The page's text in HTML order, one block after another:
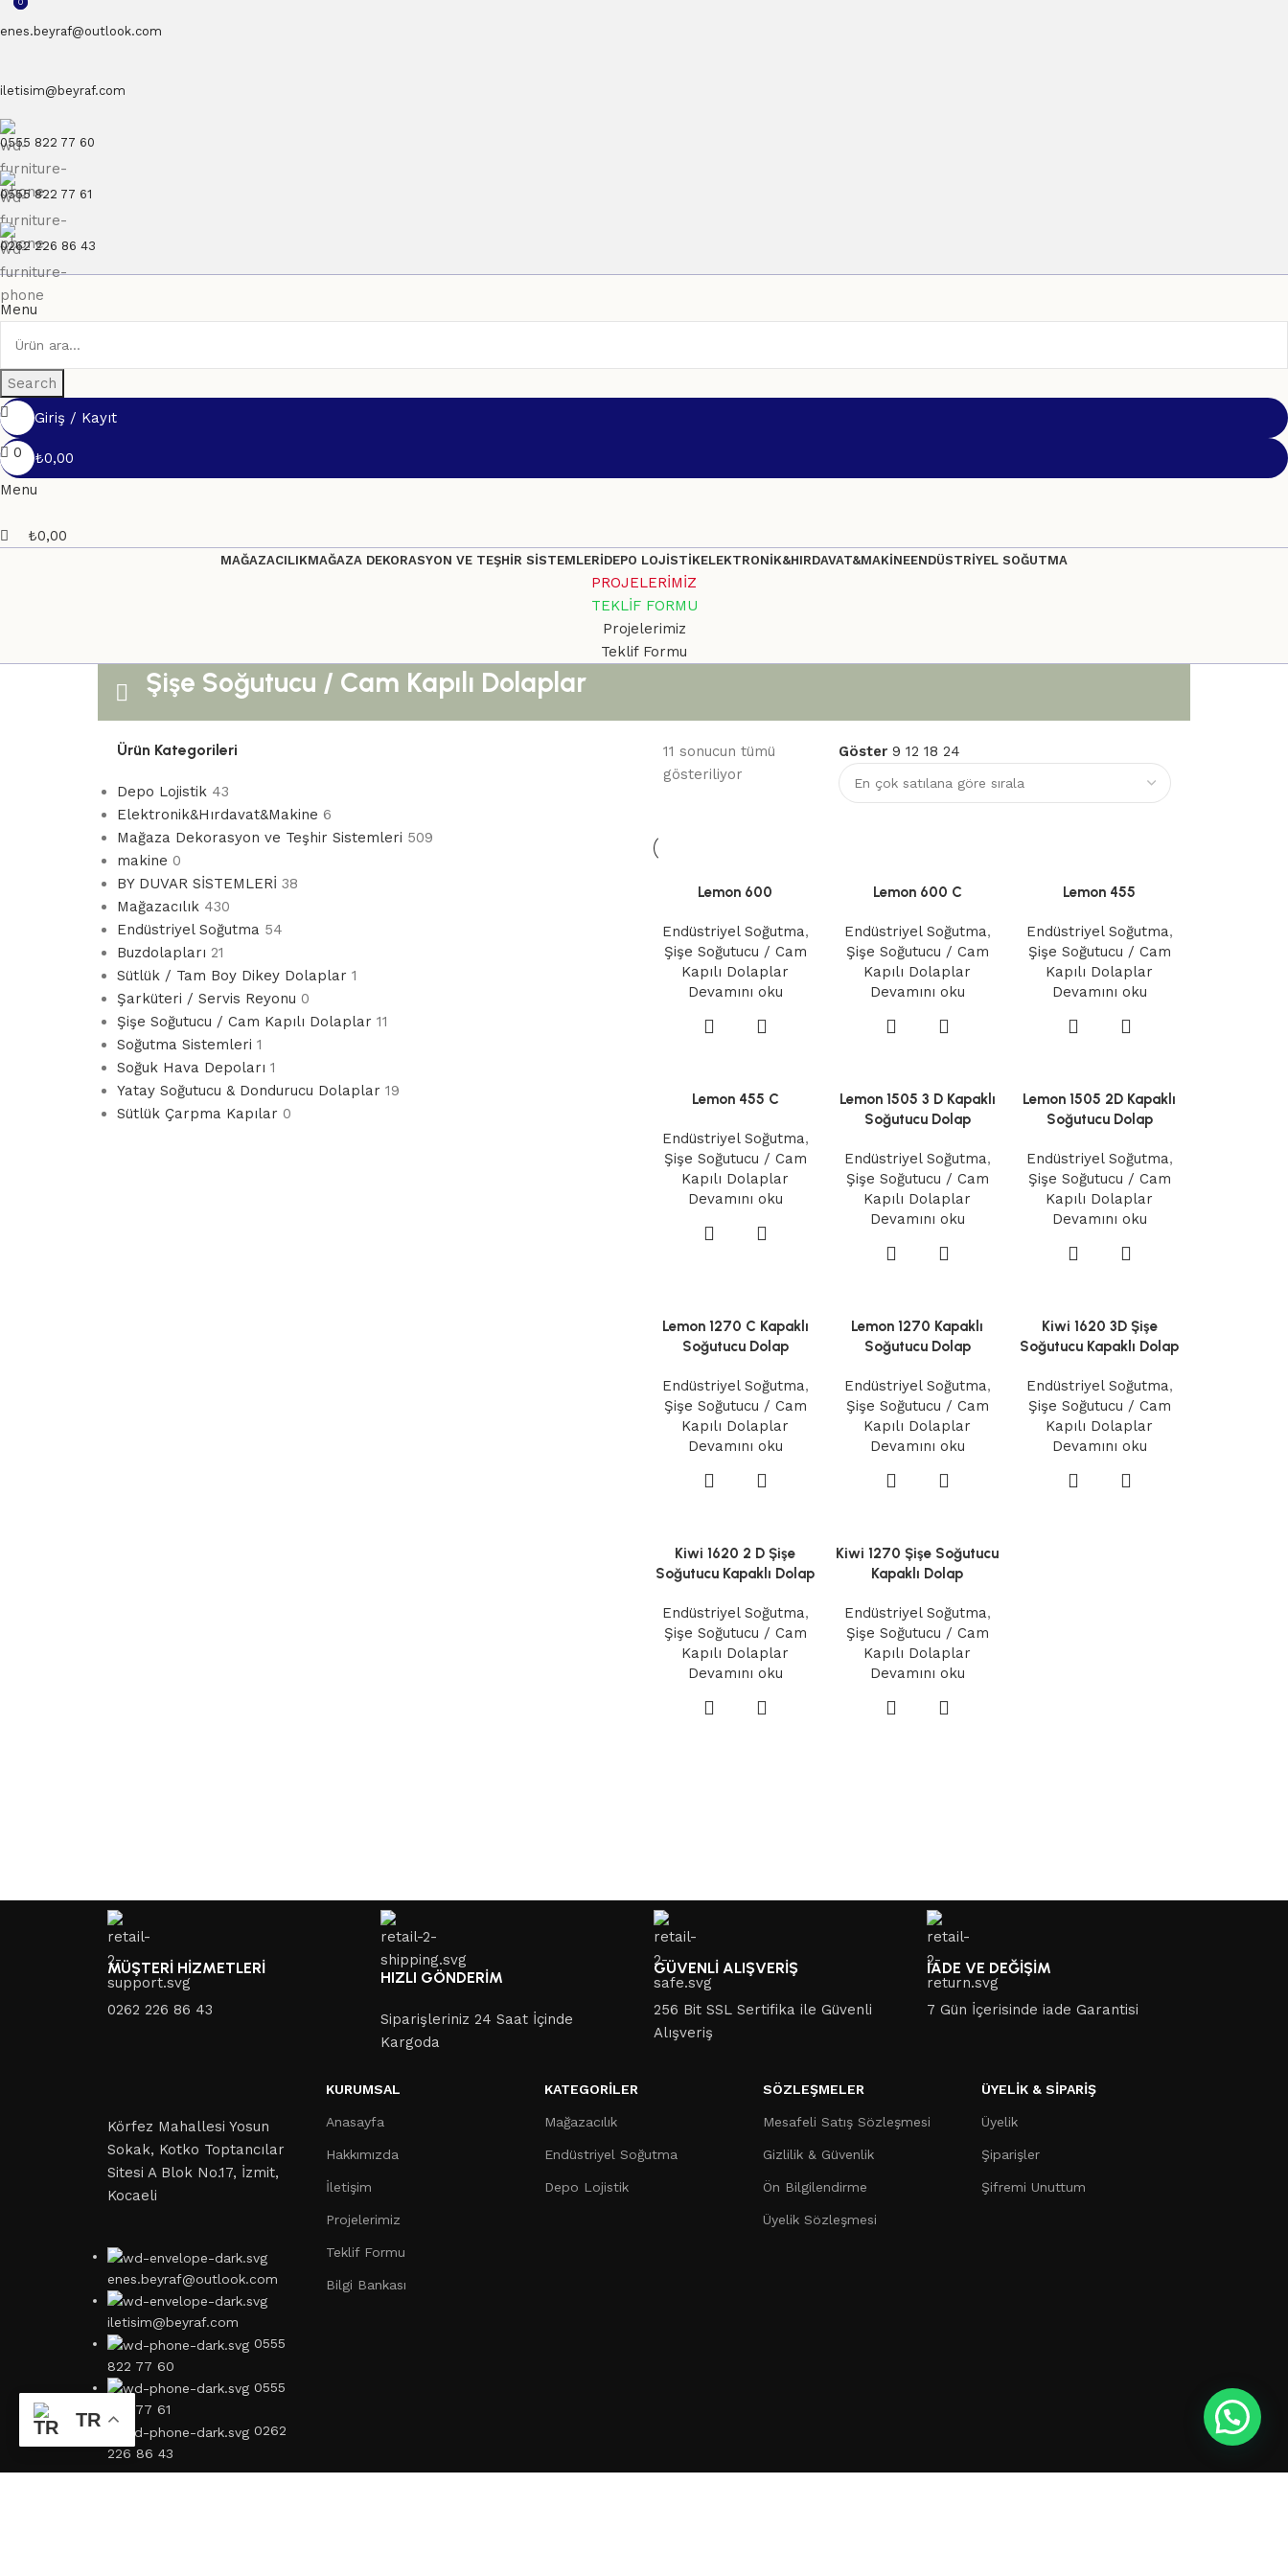
enes.beyraf@outlook.com
iletisim@beyraf.com
0555 822 77 60
0555 822 77 61
0262 226 86 43
Menu
Search
Giriş / Kayıt
0
₺0,00
Menu
0
₺0,00
MAĞAZACILIKMAĞAZA DEKORASYON VE TEŞHİR SİSTEMLERİDEPO LOJİSTİKELEKTRONİK&HIRDAVAT&MAKİNEENDÜSTRİYEL SOĞUTMA
PROJELERİMİZ
TEKLİF FORMU
Projelerimiz
Teklif Formu
Şişe Soğutucu / Cam Kapılı Dolaplar
Ürün Kategorileri
Depo Lojistik 43
Elektronik&Hırdavat&Makine 6
Mağaza Dekorasyon ve Teşhir Sistemleri 509
makine 0
BY DUVAR SİSTEMLERİ 38
Mağazacılık 430
Endüstriyel Soğutma 54
Buzdolapları 21
Sütlük / Tam Boy Dikey Dolaplar 1
Şarküteri / Servis Reyonu 0
Şişe Soğutucu / Cam Kapılı Dolaplar 11
Soğutma Sistemleri 1
Soğuk Hava Depoları 1
Yatay Soğutucu & Dondurucu Dolaplar 19
Sütlük Çarpma Kapılar 0
11 sonucun tümü
gösteriliyor
Göster9121824
Lemon 600
Endüstriyel Soğutma,
Şişe Soğutucu / Cam
Kapılı Dolaplar
Devamını oku
Lemon 600 C
Endüstriyel Soğutma,
Şişe Soğutucu / Cam
Kapılı Dolaplar
Devamını oku
Lemon 455
Endüstriyel Soğutma,
Şişe Soğutucu / Cam
Kapılı Dolaplar
Devamını oku
Lemon 455 C
Endüstriyel Soğutma,
Şişe Soğutucu / Cam
Kapılı Dolaplar
Devamını oku
Lemon 1505 3 D Kapaklı
Soğutucu Dolap
Endüstriyel Soğutma,
Şişe Soğutucu / Cam
Kapılı Dolaplar
Devamını oku
Lemon 1505 2D Kapaklı
Soğutucu Dolap
Endüstriyel Soğutma,
Şişe Soğutucu / Cam
Kapılı Dolaplar
Devamını oku
Lemon 1270 C Kapaklı
Soğutucu Dolap
Endüstriyel Soğutma,
Şişe Soğutucu / Cam
Kapılı Dolaplar
Devamını oku
Lemon 1270 Kapaklı
Soğutucu Dolap
Endüstriyel Soğutma,
Şişe Soğutucu / Cam
Kapılı Dolaplar
Devamını oku
Kiwi 1620 3D Şişe
Soğutucu Kapaklı Dolap
Endüstriyel Soğutma,
Şişe Soğutucu / Cam
Kapılı Dolaplar
Devamını oku
Kiwi 1620 2 D Şişe
Soğutucu Kapaklı Dolap
Endüstriyel Soğutma,
Şişe Soğutucu / Cam
Kapılı Dolaplar
Devamını oku
Kiwi 1270 Şişe Soğutucu
Kapaklı Dolap
Endüstriyel Soğutma,
Şişe Soğutucu / Cam
Kapılı Dolaplar
Devamını oku
MÜŞTERİ HİZMETLERİ
0262 226 86 43
HIZLI GÖNDERİM
Siparişleriniz 24 Saat İçinde
Kargoda
GÜVENLİ ALIŞVERİŞ
256 Bit SSL Sertifika ile Güvenli
Alışveriş
İADE VE DEĞİŞİM
7 Gün İçerisinde iade Garantisi
Körfez Mahallesi Yosun
Sokak, Kotko Toptancılar
Sitesi A Blok No.17, İzmit,
Kocaeli
enes.beyraf@outlook.com
iletisim@beyraf.com
0555
822 77 60
0555
822 77 61
0262
226 86 43
KURUMSAL
Anasayfa
Hakkımızda
İletişim
Projelerimiz
Teklif Formu
Bilgi Bankası
KATEGORILER
Mağazacılık
Endüstriyel Soğutma
Depo Lojistik
SÖZLEŞMELER
Mesafeli Satış Sözleşmesi
Gizlilik & Güvenlik
Ön Bilgilendirme
Üyelik Sözleşmesi
ÜYELİK & SİPARİŞ
Üyelik
Şiparişler
Şifremi Unuttum
TR
0